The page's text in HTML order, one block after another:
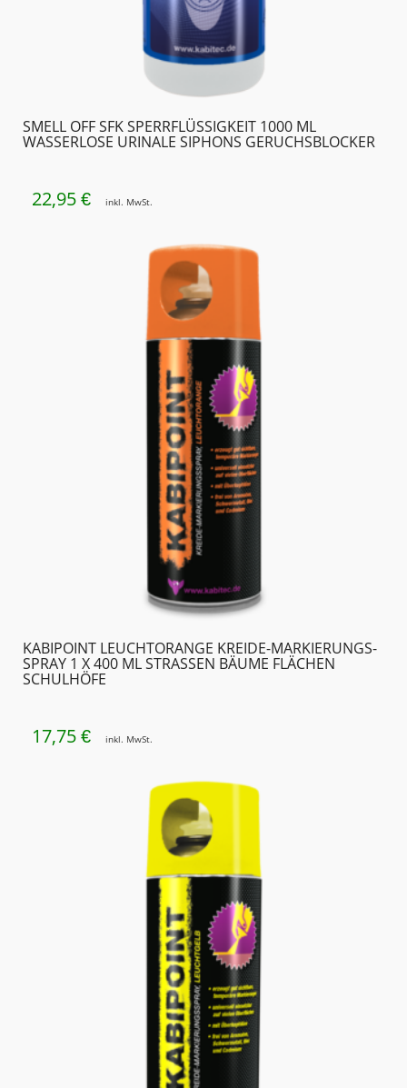
SMELL OFF SFK SPERRFLÜSSIGKEIT 1000 ML
WASSERLOSE URINALE SIPHONS GERUCHSBLOCKER
22,95 € inkl. MwSt.
KABIPOINT LEUCHTORANGE KREIDE-MARKIERUNGS­
SPRAY 1 X 400 ML STRASSEN BÄUME FLÄCHEN S
CHULHÖFE
17,75 € inkl. MwSt.